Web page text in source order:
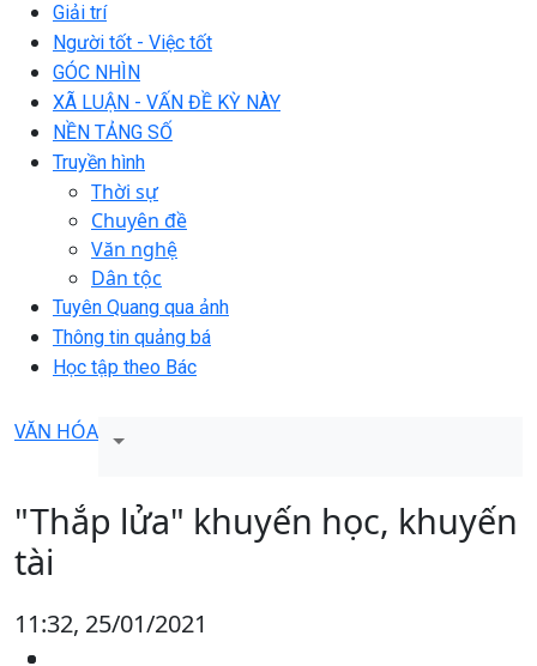
Giải trí
Người tốt - Việc tốt
GÓC NHÌN
XÃ LUẬN - VẤN ĐỀ KỲ NÀY
NỀN TẢNG SỐ
Truyền hình
Thời sự
Chuyên đề
Văn nghệ
Dân tộc
Tuyên Quang qua ảnh
Thông tin quảng bá
Học tập theo Bác
VĂN HÓA
"Thắp lửa" khuyến học, khuyến
tài
11:32, 25/01/2021